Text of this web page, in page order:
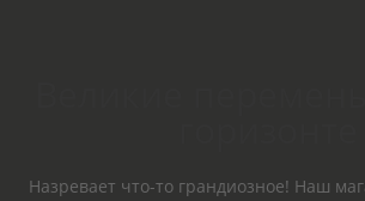
Назревает что-то грандиозное! Наш